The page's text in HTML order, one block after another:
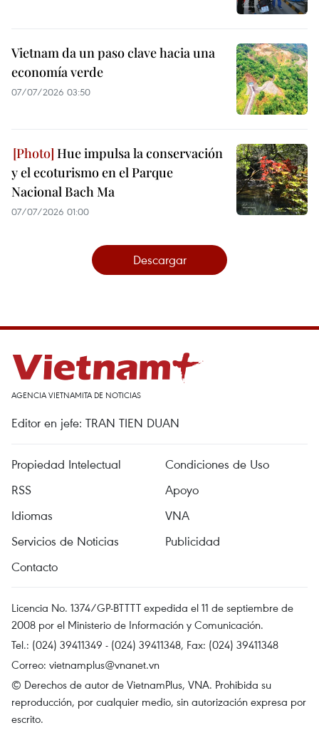
Vietnam da un paso clave hacia una
economía verde
07/07/2026 03:50
Hue impulsa la conservación
y el ecoturismo en el Parque
Nacional Bach Ma
07/07/2026 01:00
Descargar
AGENCIA VIETNAMITA DE NOTICIAS
Editor en jefe: TRAN TIEN DUAN
Propiedad Intelectual
Condiciones de Uso
RSS
Apoyo
Idiomas
VNA
Servicios de Noticias
Publicidad
Contacto
Licencia No. 1374/GP-BTTTT expedida el 11 de septiembre de
2008 por el Ministerio de Información y Comunicación.
Tel.: (024) 39411349 - (024) 39411348, Fax: (024) 39411348
Correo: vietnamplus@vnanet.vn
© Derechos de autor de VietnamPlus, VNA. Prohibida su
reproducción, por cualquier medio, sin autorización expresa por
escrito.